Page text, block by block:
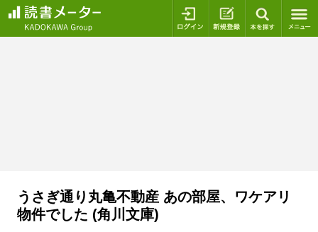
ログイン 新規登録
うさぎ通り丸亀不動産 あの部屋、ワケアリ
物件でした (角川文庫)